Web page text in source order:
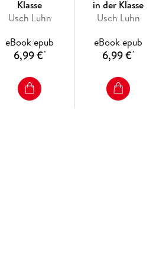
Klasse
Usch Luhn
eBook epub
6,99 €*
in der Klasse
Usch Luhn
eBook epub
6,99 €*